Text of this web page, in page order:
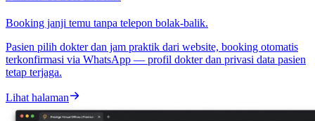
Booking janji temu tanpa telepon bolak-balik.
Pasien pilih dokter dan jam praktik dari website, booking otomatis
terkonfirmasi via WhatsApp — profil dokter dan privasi data pasien
tetap terjaga.
Lihat halaman